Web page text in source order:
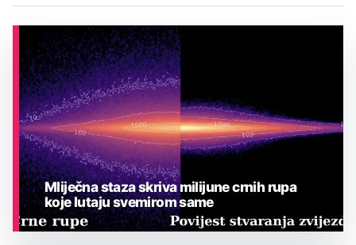
Mliječna staza skriva milijune crnih rupa
koje lutaju svemirom same